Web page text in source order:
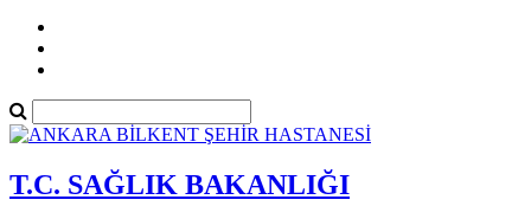
T.C. SAĞLIK BAKANLIĞI